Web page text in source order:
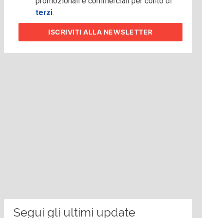
terzi.
ISCRIVITIALLA NEWSLETTER
Segui gli ultimi update